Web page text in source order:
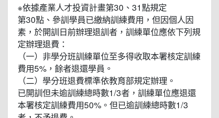
※依據產業人才投資計畫第30、31點規定
第30點、參訓學員已繳納訓練費用，但因個人因
素，於開訓日前辦理退訓者，訓練單位應依下列規
定辦理退費：
（一）非學分班訓練單位至多得收取本署核定訓練
費用5%，餘者退還學員。
（二）學分班退費標準依教育部規定辦理。
已開訓但未逾訓練總時數1/3者，訓練單位應退還
本署核定訓練費用50%。但已逾訓練總時數1/3